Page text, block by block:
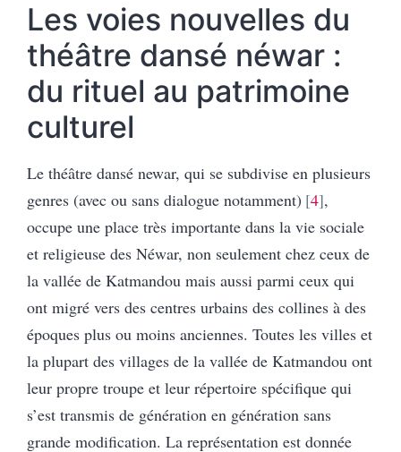
Les voies nouvelles du
théâtre dansé néwar :
du rituel au patrimoine
culturel
Le théâtre dansé newar, qui se subdivise en plusieurs
genres (avec ou sans dialogue notamment) 4 ,
occupe une place très importante dans la vie sociale
et religieuse des Néwar, non seulement chez ceux de
la vallée de Katmandou mais aussi parmi ceux qui
ont migré vers des centres urbains des collines à des
époques plus ou moins anciennes. Toutes les villes et
la plupart des villages de la vallée de Katmandou ont
leur propre troupe et leur répertoire spécifique qui
s’est transmis de génération en génération sans
grande modification. La représentation est donnée